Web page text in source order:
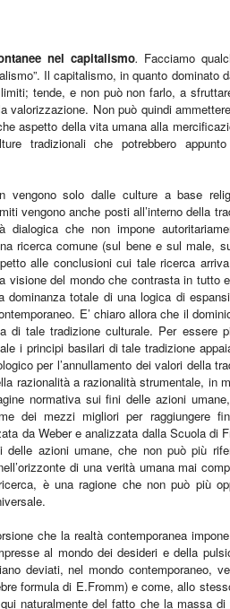
nel capitalismo. Facciamo
Il capitalismo, in quanto dominato
tende, e non può non farlo, a
valorizzazione. Non può quindi
aspetto della vita umana alla
tradizionali che potrebbero
vengono solo dalle culture a base
vengono anche posti all’interno della
dialogica che non impone
ricerca comune (sul bene e sul male,
alle conclusioni cui tale ricerca
visione del mondo che contrasta in tutto
dominanza totale di una logica di
E’ chiaro allora che il
di tale tradizione culturale. Per essere
i principi basilari di tale tradizione
per l’annullamento dei valori della
razionalità a razionalità strumentale, in
normativa sui fini delle azioni
dei mezzi migliori per raggiungere
da Weber e analizzata dalla Scuola di
delle azioni umane, che non può più
di una verità umana mai
è una ragione che non può più
che la realtà contemporanea
al mondo dei desideri e della
deviati, nel mondo contemporaneo,
formula di E.Fromm) e come, allo
naturalmente del fatto che la massa